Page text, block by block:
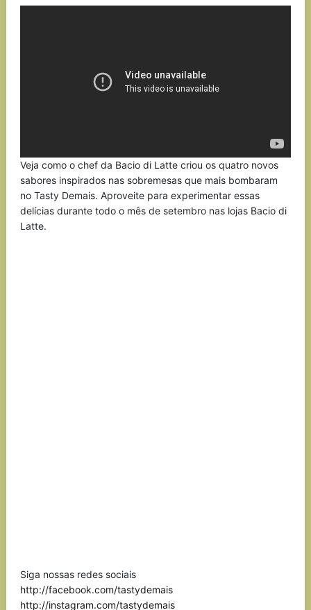
Veja como o chef da Bacio di Latte criou os quatro novos
sabores inspirados nas sobremesas que mais bombaram
no Tasty Demais. Aproveite para experimentar essas
delícias durante todo o mês de setembro nas lojas Bacio di
Latte.
Siga nossas redes sociais
http://facebook.com/tastydemais
http://instagram.com/tastydemais